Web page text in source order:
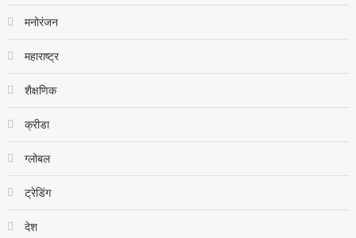
मनोरंजन
महाराष्ट्र
शैक्षणिक
क्रीडा
ग्लोबल
ट्रेडिंग
देश